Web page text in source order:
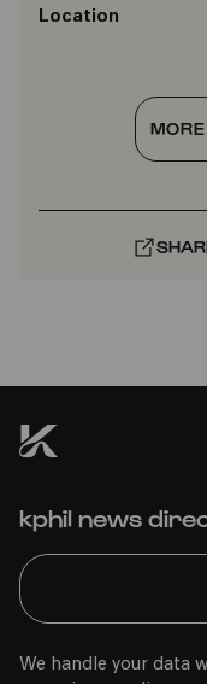
Location
kphil news
We handle your data